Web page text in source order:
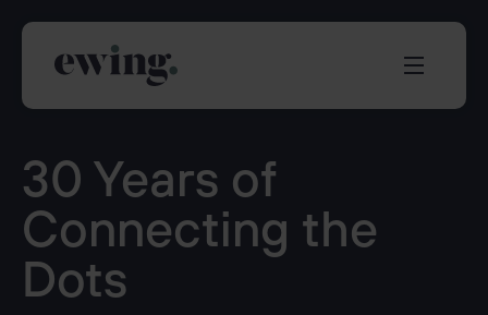
Real Estate & Finance
Transportation
Public Affairs
Industry & Transactions
Brand & Services
30 Years of
Connecting the
Dots